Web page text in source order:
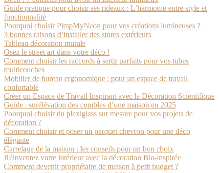
Guide pratique pour choisir ses rideaux : L’harmonie entre style et
fonctionnalité
Pourquoi choisir PimpMyNeon pour vos créations lumineuses ?
3 bonnes raisons d’installer des stores extérieurs
Tableau décoration murale
Osez le street art dans votre déco !
Comment choisir les raccords à sertir parfaits pour vos tubes
multicouches
Mobilier de bureau ergonomique : pour un espace de travail
confortable
Créer un Espace de Travail Inspirant avec la Décoration Scientifique
Guide : surélévation des combles d’une maison en 2025
Pourquoi choisir du plexiglass sur mesure pour vos projets de
décoration ?
Comment choisir et poser un parquet chevron pour une déco
élégante
Carrelage de la maison : les conseils pour un bon choix
Réinventez votre intérieur avec la décoration Bio-inspirée
Comment devenir propriétaire de maison à petit budget ?